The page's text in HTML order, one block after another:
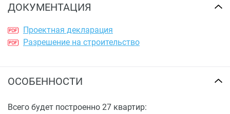
ДОКУМЕНТАЦИЯ
Проектная декларация
Разрешение на строительство
ОСОБЕННОСТИ
Всего будет построенно 27 квартир: